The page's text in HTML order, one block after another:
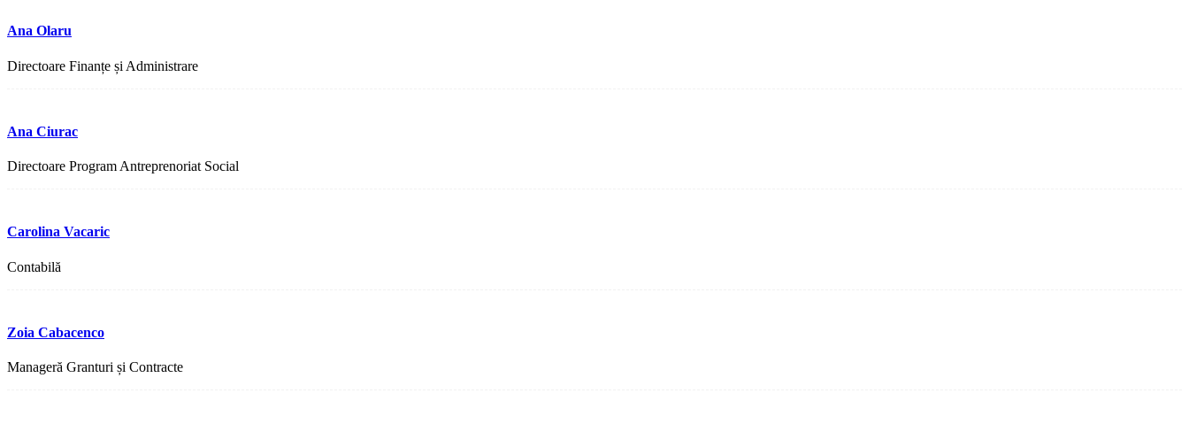
Ana Olaru
Directoare Finanțe și Administrare
Ana Ciurac
Directoare Program Antreprenoriat Social
Carolina Vacaric
Contabilă
Zoia Cabacenco
Manageră Granturi și Contracte